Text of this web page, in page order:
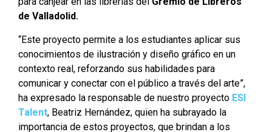
de Valladolid.
“Este proyecto permite a los estudiantes aplicar sus
conocimientos de ilustración y diseño gráfico en un
contexto real, reforzando sus habilidades para
comunicar y conectar con el público a través del arte”,
ha expresado la responsable de nuestro proyecto ESI
Talent, Beatriz Hernández, quien ha subrayado la
importancia de estos proyectos, que brindan a los